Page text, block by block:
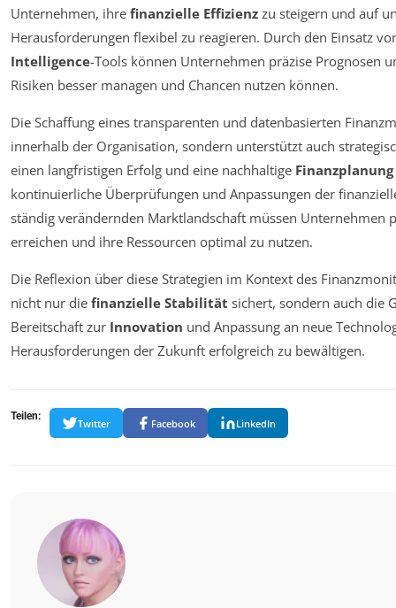
Unternehmen, ihre finanzielle Effizienz zu steigern und auf
Herausforderungen flexibel zu reagieren. Durch den Einsatz
Intelligence-Tools können Unternehmen präzise Prognosen
Risiken besser managen und Chancen nutzen können.
Die Schaffung eines transparenten und datenbasierten
innerhalb der Organisation, sondern unterstützt auch
einen langfristigen Erfolg und eine nachhaltige Finanzplanung
kontinuierliche Überprüfungen und Anpassungen der
ständig verändernden Marktlandschaft müssen Unternehmen
erreichen und ihre Ressourcen optimal zu nutzen.
Die Reflexion über diese Strategien im Kontext des
nicht nur die finanzielle Stabilität sichert, sondern auch die
Bereitschaft zur Innovation und Anpassung an neue
Herausforderungen der Zukunft erfolgreich zu bewältigen.
Teilen:
Twitter Facebook LinkedIn